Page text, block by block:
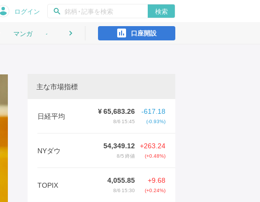
ログイン search 検索
マンガ インタビュー
keyboard_arrow_right 口座開設
主な市場指標
日経平均 ¥65,683.26
8/6 15:45
-617.18
(-0.93%)
NYダウ 54,349.12
8/5 終値
+263.24
(+0.48%)
TOPIX 4,055.85
8/6 15:30
+9.68
(+0.24%)